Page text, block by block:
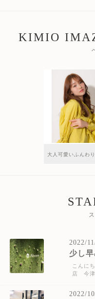
KIMIO
2022/
少し
こんに
店 今津
2022/